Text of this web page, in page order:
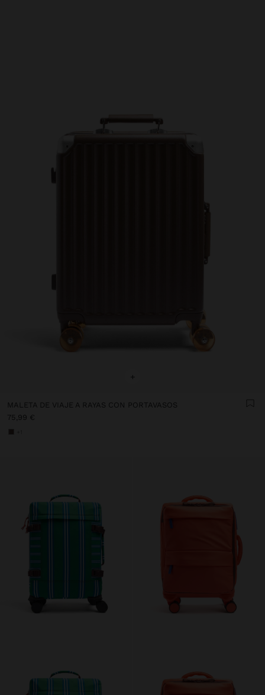
+
MALETA DE VIAJE A RAYAS CON PORTAVASOS
75,99 €